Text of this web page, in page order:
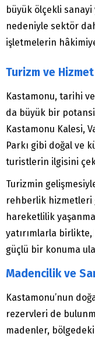
büyük ölçekli sanayi
nedeniyle sektör
işletmelerin
Turizm ve
Kastamonu, tarihi
da büyük bir
Kastamonu Kalesi,
Parkı gibi doğal ve
turistlerin ilgisini
Turizmin
rehberlik hizmetleri
hareketlilik
yatırımlarla
güçlü bir konuma
Madencilik ve
Kastamonu’nun
rezervleri de
madenler,